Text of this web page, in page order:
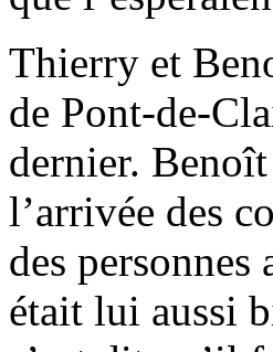
Thierry et
de Pont-de-
dernier.
l’arrivée des
des
était lui aussi